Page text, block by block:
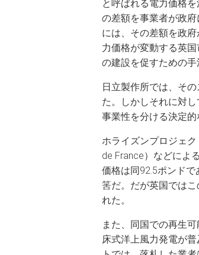
と呼ばれる電力価格
の差額を事業者が政
には、その差額を政
力価格が変動する英
の建設を促すための手
日立製作所では、そ
た。しかしそれに対
事業性を分ける決定的
ホライズンプロジェ
de France）などによ
価格は同92.5ポンド
筈だ。だが英国では
れた。
また、同国での再生
床式洋上風力発電が